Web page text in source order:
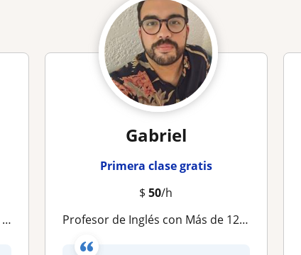
Gabriel
Primera clase gratis
$50/h
Profesor de Inglés con Más de 12 Años de Experiencia en Preparación de Exámenes de Cambridge (CPE, CAE, FCE)